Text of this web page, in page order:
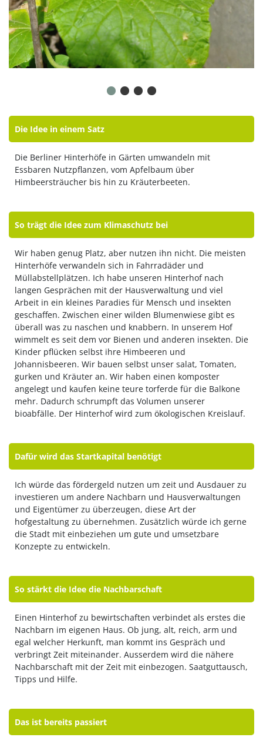
Die Idee in einem Satz
Die Berliner Hinterhöfe in Gärten umwandeln mit
Essbaren Nutzpflanzen, vom Apfelbaum über
Himbeersträucher bis hin zu Kräuterbeeten.
So trägt die Idee zum Klimaschutz bei
Wir haben genug Platz, aber nutzen ihn nicht. Die meisten
Hinterhöfe verwandeln sich in Fahrradäder und
Müllabstellplätzen. Ich habe unseren Hinterhof nach
langen Gesprächen mit der Hausverwaltung und viel
Arbeit in ein kleines Paradies für Mensch und insekten
geschaffen. Zwischen einer wilden Blumenwiese gibt es
überall was zu naschen und knabbern. In unserem Hof
wimmelt es seit dem vor Bienen und anderen insekten. Die
Kinder pflücken selbst ihre Himbeeren und
Johannisbeeren. Wir bauen selbst unser salat, Tomaten,
gurken und Kräuter an. Wir haben einen komposter
angelegt und kaufen keine teure torferde für die Balkone
mehr. Dadurch schrumpft das Volumen unserer
bioabfälle. Der Hinterhof wird zum ökologischen Kreislauf.
Dafür wird das Startkapital benötigt
Ich würde das fördergeld nutzen um zeit und Ausdauer zu
investieren um andere Nachbarn und Hausverwaltungen
und Eigentümer zu überzeugen, diese Art der
hofgestaltung zu übernehmen. Zusätzlich würde ich gerne
die Stadt mit einbeziehen um gute und umsetzbare
Konzepte zu entwickeln.
So stärkt die Idee die Nachbarschaft
Einen Hinterhof zu bewirtschaften verbindet als erstes die
Nachbarn im eigenen Haus. Ob jung, alt, reich, arm und
egal welcher Herkunft, man kommt ins Gespräch und
verbringt Zeit miteinander. Ausserdem wird die nähere
Nachbarschaft mit der Zeit mit einbezogen. Saatguttausch,
Tipps und Hilfe.
Das ist bereits passiert